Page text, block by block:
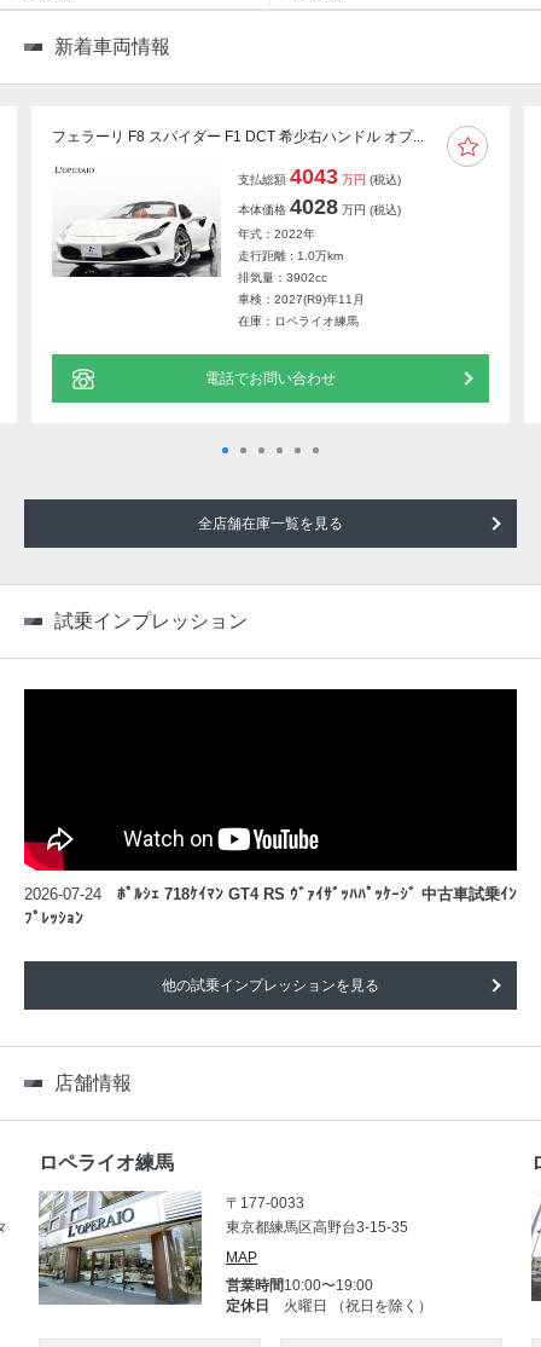
新着車両情報
フェラーリ F8 スパイダー F1 DCT 希少右ハンドル オプ...
支払総額 4043 万円 (税込)
本体価格 4028 万円 (税込)
年式：2022年
走行距離 : 1.0万km
排気量：3902cc
車検：2027(R9)年11月
在庫：ロペライオ練馬
電話でお問い合わせ
全店舗在庫一覧を見る
試乗インプレッション
2026-07-24 ﾎﾟﾙｼｪ 718ｹｲﾏﾝ GT4 RS ｳﾞｧｲｻﾞｯﾊﾊﾟｯｹｰｼﾞ 中古車試乗ｲﾝ
ﾌﾟﾚｯｼｮﾝ
他の試乗インプレッションを見る
店舗情報
ロペライオ練馬
〒177-0033
東京都練馬区高野台3-15-35
MAP
営業時間10:00〜19:00
定休日
火曜日 （祝日を除く）